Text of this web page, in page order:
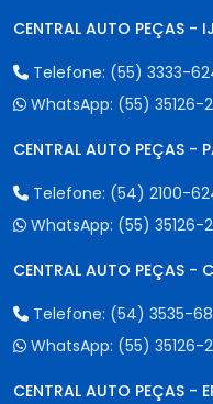
CENTRAL AUTO PEÇAS -
Telefone: (55) 3333-
WhatsApp: (55) 35126-
CENTRAL AUTO PEÇAS -
Telefone: (54) 2100-
WhatsApp: (55) 35126-
CENTRAL AUTO PEÇAS -
Telefone: (54) 3535-
WhatsApp: (55) 35126-
CENTRAL AUTO PEÇAS -